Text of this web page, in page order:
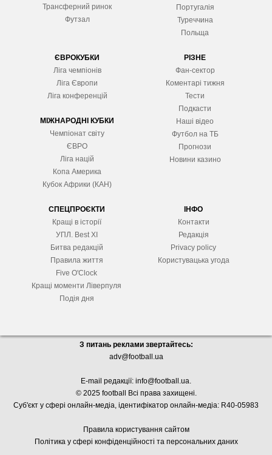
Трансферний ринок
Футзал
Португалія
Туреччина
Польща
ЄВРОКУБКИ
Ліга чемпіонів
Ліга Європи
Ліга конференцій
МІЖНАРОДНІ КУБКИ
Чемпіонат світу
ЄВРО
Ліга націй
Копа Америка
Кубок Африки (КАН)
РІЗНЕ
Фан-сектор
Коментарі тижня
Тести
Подкасти
Наші відео
Футбол на ТБ
Прогнози
Новини казино
СПЕЦПРОЄКТИ
Кращі в історії
УПЛ. Best XІ
Битва редакцій
Правила життя
Five O'Clock
Кращі моменти Ліверпуля
Подія дня
ІНФО
Контакти
Редакція
Privacy policy
Користувацька угода
З питань реклами звертайтесь:
adv@football.ua
E-mail редакції: info@football.ua.
© 2025 football Всі права захищені.
Суб'єкт у сфері онлайн-медіа, ідентифікатор онлайн-медіа: R40-05983
Правила користування сайтом
Політика у сфері конфіденційності та персональних даних